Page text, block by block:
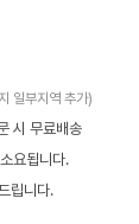
일부지역 추가)
시 무료배송
요됩니다.
립니다.